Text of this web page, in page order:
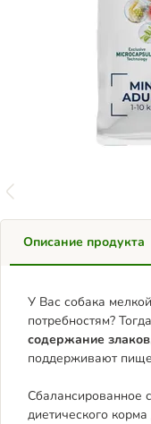
Описание продукта
У Вас собака
потребностям?
содержание злаков
поддерживают
Сбалансированное
диетического